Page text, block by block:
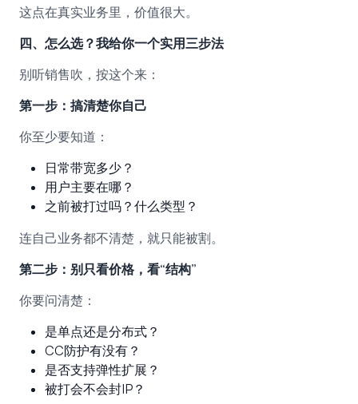
这点在真实业务里，价值很大。
四、怎么选？我给你一个实用三步法
别听销售吹，按这个来：
第一步：搞清楚你自己
你至少要知道：
日常带宽多少？
用户主要在哪？
之前被打过吗？什么类型？
连自己业务都不清楚，就只能被割。
第二步：别只看价格，看“结构”
你要问清楚：
是单点还是分布式？
CC防护有没有？
是否支持弹性扩展？
被打会不会封IP？